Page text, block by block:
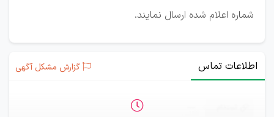
شماره اعلام شده ارسال نمایند.
اطلاعات تماس گزارش مشکل آگهی